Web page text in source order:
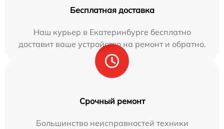
Бесплатная доставка
Наш курьер в Екатеринбурге бесплатно
доставит ваше устройство на ремонт и обратно.
Срочный ремонт
Большинство неисправностей техники